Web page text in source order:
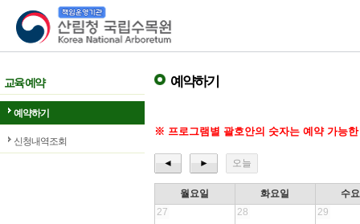
산림청 국립수목원
교육 예약
예약하기
신청내역조회
예약하기
※ 프로그램별 괄호안의 숫자는 예약 가능
◄ ► 오늘
월요일 화요일
수
27
28 29